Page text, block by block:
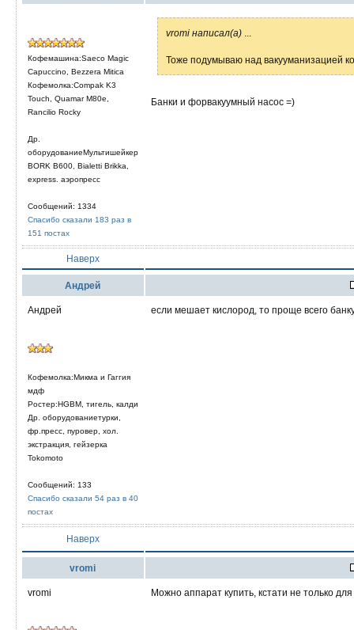
Кофемашина:Saeco Magic
Capuccino, Bezzera Mitica
Кофемолка:Compak K3
Touch, Quamar M80e,
Rancilio Rocky
Др.
оборудованиеМультишейкер
BORK B600, Bialetti Brikka,
express. аэропресс
Сообщений: 1334
Спасибо сказали 183 раз в
151 постах
vromi написал(а)
Тоже подумываю над вакууманизацией
Банки и форвакуумный насос =)
Наверх
Aндрей
Андрей
Кофемолка:Микма и Гаггия
мдф
Ростер:HGBM, тигель, калди
Др. оборудованиетурки,
фр.пресс, пуровер, хол.
экстракция, гейзерка
Tokomoto
Сообщений: 133
Спасибо сказали 54 раз в 40
постах
если мешает кислород, то проще всего
Наверх
vromi
vromi Можно аппарат купить, кстати не только